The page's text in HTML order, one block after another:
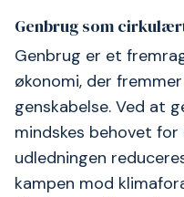
Genbrug som
Genbrug er et
økonomi, der
genskabelse. Ved at
mindskes behovet
udledningen
kampen mod